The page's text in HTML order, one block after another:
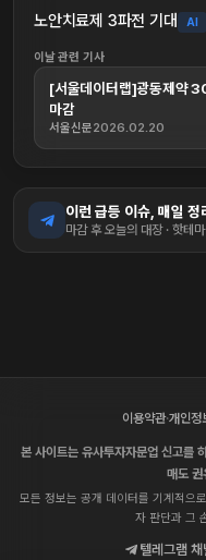
노안치료제 3파전 기대 AI
이날 관련 기사
[서울데이터랩]광동제약
마감
서울신문2026.02.20
이런 급등 이슈, 매일
마감 후 오늘의 대장 · 핫테
이용약관·개인정
본 사이트는 유사투자자문업 신고를
매도 권
모든 정보는 공개 데이터를 기계적으
자 판단과 그
텔레그램